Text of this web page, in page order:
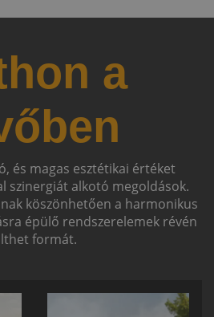
a
és magas esztétikai értéket
szinergiát alkotó megoldások.
köszönhetően a harmonikus
épülő rendszerelemek révén
formát.